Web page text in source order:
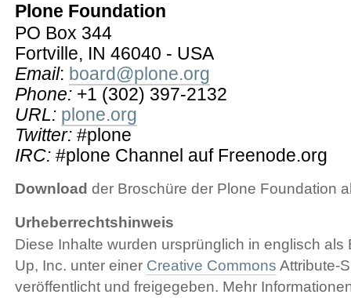
Plone Foundation
PO Box 344
Fortville, IN 46040 - USA
Email: board@plone.org
Phone:+1 (302) 397-2132
URL: plone.org
Twitter:#plone
IRC:#plone Channel auf Freenode.org
Download der Broschüre der Plone Foundation
Urheberrechtshinweis
Diese Inhalte wurden ursprünglich in englisch
Up, Inc. unter einer Creative Commons Attribute-
veröffentlicht und freigegeben. Mehr